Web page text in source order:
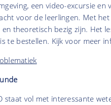
een video-excursie en
voor de leerlingen. Met
theoretisch bezig zijn. Het
te bestellen. Kijk voor meer
staat vol met interessante